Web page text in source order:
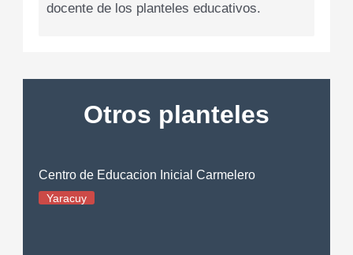
docente de los planteles educativos.
Otros planteles
Centro de Educacion Inicial Carmelero
Yaracuy